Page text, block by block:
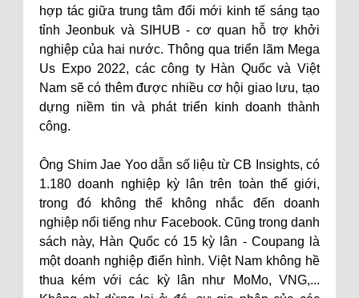
hợp tác giữa trung tâm đổi mới kinh tế sáng tạo
tỉnh Jeonbuk và SIHUB - cơ quan hỗ trợ khởi
nghiệp của hai nước. Thông qua triển lãm Mega
Us Expo 2022, các công ty Hàn Quốc và Việt
Nam sẽ có thêm được nhiều cơ hội giao lưu, tạo
dựng niềm tin và phát triển kinh doanh thành
công.
Ông Shim Jae Yoo dẫn số liệu từ CB Insights, có
1.180 doanh nghiệp kỳ lân trên toàn thế giới,
trong đó không thể không nhắc đến doanh
nghiệp nổi tiếng như Facebook. Cũng trong danh
sách này, Hàn Quốc có 15 kỳ lân - Coupang là
một doanh nghiệp điển hình. Việt Nam không hề
thua kém với các kỳ lân như MoMo, VNG,...